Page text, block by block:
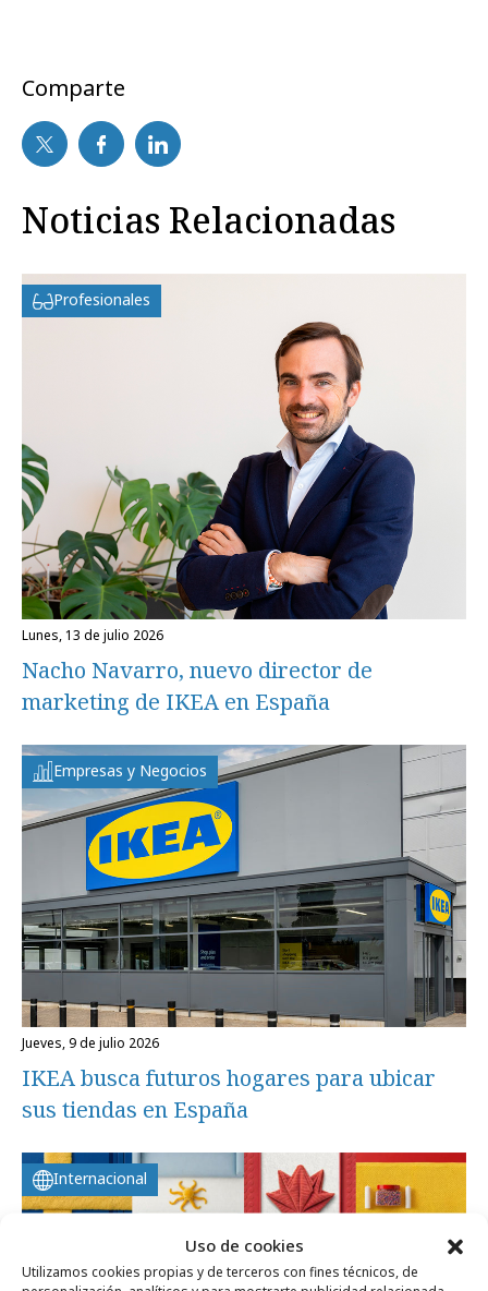
Uso de cookies
Utilizamos cookies propias y de terceros con fines técnicos, de
Comparte
Noticias Relacionadas
Profesionales
lunes, 13 de julio 2026
Nacho Navarro, nuevo director de
marketing de IKEA en España
Empresas y Negocios
jueves, 9 de julio 2026
IKEA busca futuros hogares para ubicar
sus tiendas en España
Internacional